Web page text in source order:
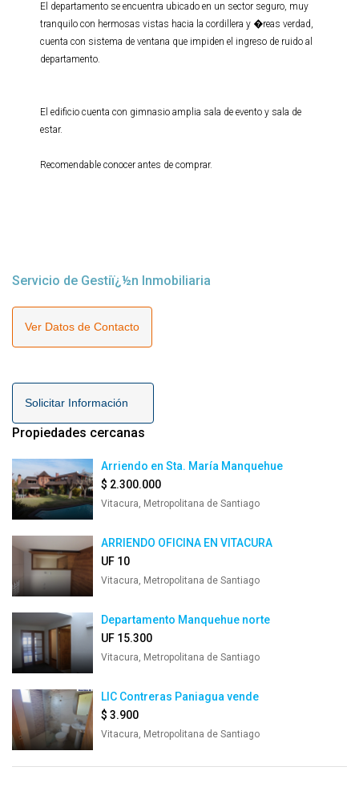
El departamento se encuentra ubicado en un sector seguro, muy
tranquilo con hermosas vistas hacia la cordillera y �reas verdad,
cuenta con sistema de ventana que impiden el ingreso de ruido al
departamento.
El edificio cuenta con gimnasio amplia sala de evento y sala de
estar.
Recomendable conocer antes de comprar.
Servicio de Gestiï¿½n Inmobiliaria
Ver Datos de Contacto
Solicitar Información
Propiedades cercanas
Arriendo en Sta. María Manquehue
$ 2.300.000
Vitacura, Metropolitana de Santiago
ARRIENDO OFICINA EN VITACURA
UF 10
Vitacura, Metropolitana de Santiago
Departamento Manquehue norte
UF 15.300
Vitacura, Metropolitana de Santiago
LIC Contreras Paniagua vende
$ 3.900
Vitacura, Metropolitana de Santiago